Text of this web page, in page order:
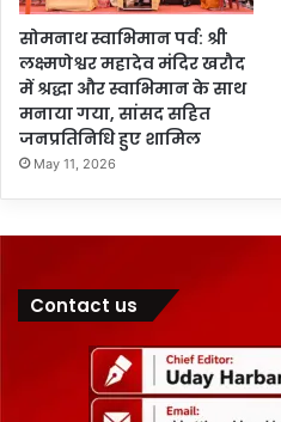
सोमनाथ स्वाभिमान पर्व: श्री
लक्ष्मणेश्वर महादेव मंदिर खरौद
में श्रद्धा और स्वाभिमान के साथ
मनाया गया, सांसद सहित
जनप्रतिनिधि हुए शामिल
May 11, 2026
Contact us